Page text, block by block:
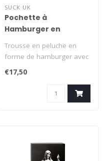
SUCK UK
Pochette à
Hamburger en
Trousse en peluche en
forme de hamburger avec
fermeture éclair dorée.
Rangez v..
€17,50